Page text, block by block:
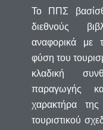
Το ΠΠΣ
διεθνούς
αναφορικά με
φύση του
κλαδική
παραγωγής
χαρακτήρα της
τουριστικού